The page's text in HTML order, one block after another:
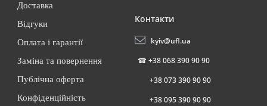
Доставка
Відгуки
Оплата і гарантії
Заміна та повернення
Публічна оферта
Конфіденційність
Контакти
kyiv@ufl.ua
☎ +38 068 390 90 90
+38 073 390 90 90
+38 095 390 90 90